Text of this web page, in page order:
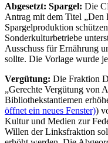
Abgesetzt: Spargel: Die
Antrag mit dem Titel „Den
Spargelproduktion
Sonderkulturbetriebe
Ausschuss für Ernährung
sollte. Die Vorlage wurde
Vergütung: Die Fraktion
„Gerechte Vergütung von
Bibliothekstantiemen
öffnet ein neues Fenster))
Kultur und Medien zur
Willen der Linksfraktion